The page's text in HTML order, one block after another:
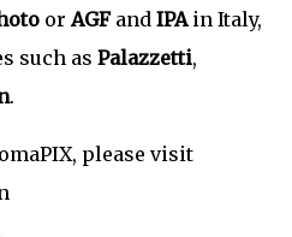
orAGFand IPAin Italy,
such as Palazzetti,
.
please visit